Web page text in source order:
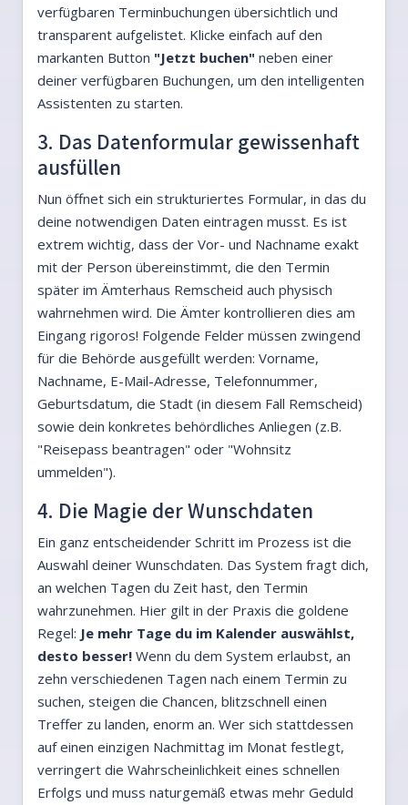
verfügbaren Terminbuchungen übersichtlich und
transparent aufgelistet. Klicke einfach auf den
markanten Button "Jetzt buchen" neben einer
deiner verfügbaren Buchungen, um den intelligenten
Assistenten zu starten.
3. Das Datenformular gewissenhaft
ausfüllen
Nun öffnet sich ein strukturiertes Formular, in das du
deine notwendigen Daten eintragen musst. Es ist
extrem wichtig, dass der Vor- und Nachname exakt
mit der Person übereinstimmt, die den Termin
später im Ämterhaus Remscheid auch physisch
wahrnehmen wird. Die Ämter kontrollieren dies am
Eingang rigoros! Folgende Felder müssen zwingend
für die Behörde ausgefüllt werden: Vorname,
Nachname, E-Mail-Adresse, Telefonnummer,
Geburtsdatum, die Stadt (in diesem Fall Remscheid)
sowie dein konkretes behördliches Anliegen (z.B.
"Reisepass beantragen" oder "Wohnsitz
ummelden").
4. Die Magie der Wunschdaten
Ein ganz entscheidender Schritt im Prozess ist die
Auswahl deiner Wunschdaten. Das System fragt dich,
an welchen Tagen du Zeit hast, den Termin
wahrzunehmen. Hier gilt in der Praxis die goldene
Regel: Je mehr Tage du im Kalender auswählst,
desto besser! Wenn du dem System erlaubst, an
zehn verschiedenen Tagen nach einem Termin zu
suchen, steigen die Chancen, blitzschnell einen
Treffer zu landen, enorm an. Wer sich stattdessen
auf einen einzigen Nachmittag im Monat festlegt,
verringert die Wahrscheinlichkeit eines schnellen
Erfolgs und muss naturgemäß etwas mehr Geduld